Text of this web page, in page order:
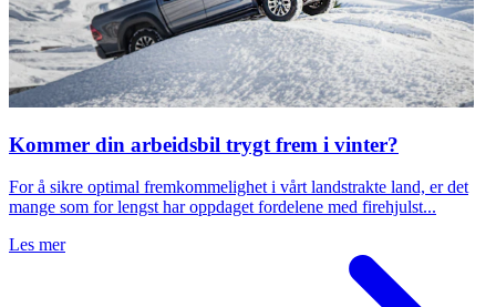
Kommer din arbeidsbil trygt frem i vinter?
For å sikre optimal fremkommelighet i vårt landstrakte land, er det
mange som for lengst har oppdaget fordelene med firehjulst...
Les mer